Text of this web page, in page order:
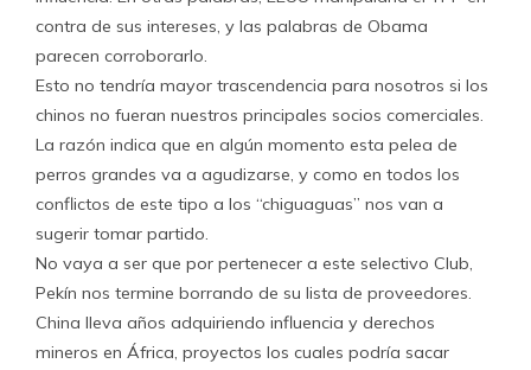
contra de sus intereses, y las palabras de Obama
parecen corroborarlo.
Esto no tendría mayor trascendencia para nosotros si los
chinos no fueran nuestros principales socios comerciales.
La razón indica que en algún momento esta pelea de
perros grandes va a agudizarse, y como en todos los
conflictos de este tipo a los “chiguaguas” nos van a
sugerir tomar partido.
No vaya a ser que por pertenecer a este selectivo Club,
Pekín nos termine borrando de su lista de proveedores.
China lleva años adquiriendo influencia y derechos
mineros en África, proyectos los cuales podría sacar